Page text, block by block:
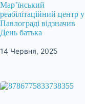
Мар’їнський
реабілітаційний центр у
Павлограді відзначив
День батька
14 Червня, 2025